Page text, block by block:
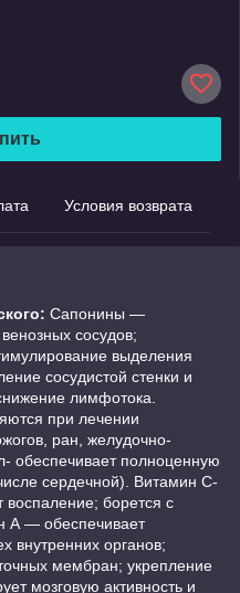
Условия возврата
Сапонины —
сосудов;
выделения
сосудистой стенки и
лимфотока.
при лечении
ран, желудочно-
обеспечивает полноценную
сердечной). Витамин С-
воспаление; борется с
А — обеспечивает
внутренних органов;
мембран; укрепление
мозговую активность и